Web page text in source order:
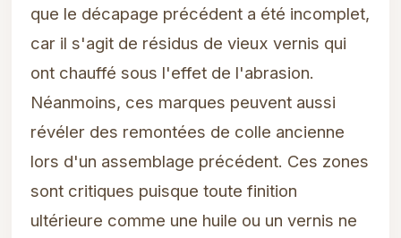
que le décapage précédent a été incomplet,
car il s'agit de résidus de vieux vernis qui
ont chauffé sous l'effet de l'abrasion.
Néanmoins, ces marques peuvent aussi
révéler des remontées de colle ancienne
lors d'un assemblage précédent. Ces zones
sont critiques puisque toute finition
ultérieure comme une huile ou un vernis ne